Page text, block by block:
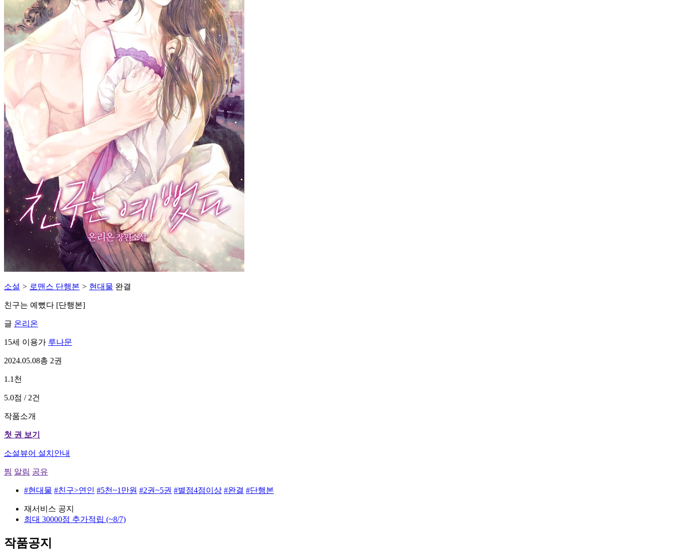
소설 > 로맨스 단행본 > 현대물 완결
친구는 예뻤다 [단행본]
글 온리온
15세 이용가 루나문
2024.05.08총 2권
1.1천
5.0점 / 2건
작품소개
첫 권 보기
소설뷰어 설치안내
찜 알림 공유
#현대물 #친구>연인 #5천~1만원 #2권~5권 #별점4점이상 #완결 #단행본
재서비스 공지
최대 30000점 추가적립 (~8/7)
작품공지